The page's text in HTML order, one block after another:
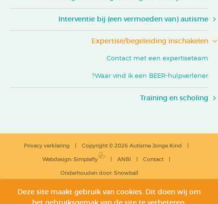
Interventie bij (een vermoeden van) autisme
Expertise/begeleiding inschakelen
Contact met een expertiseteam
Waar vind ik een BEER-hulpverlener?
Training en scholing
Copyright © 2026 Autisme Jonge Kind
Privacy verklaring
Contact
ANBI
Webdesign: Simplefly
Onderhouden door: Snowball
Deze site maakt gebruik van cookies. Dit doen wij om